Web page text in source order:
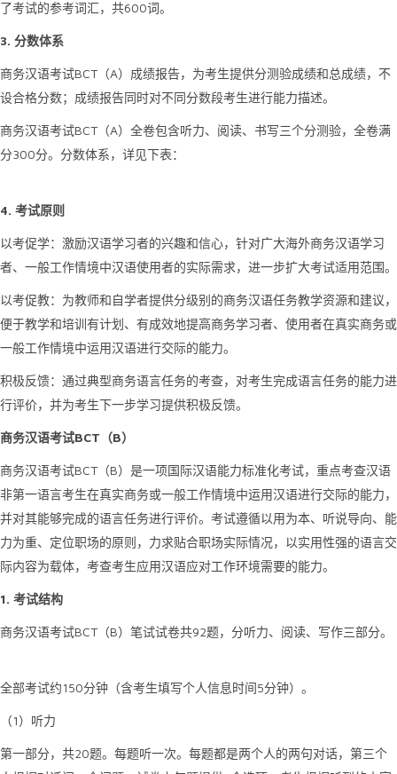
了考试的参考词汇，共600词。
3. 分数体系
商务汉语考试BCT（A）成绩报告，为考生提供分测验成绩和总成绩，不
设合格分数；成绩报告同时对不同分数段考生进行能力描述。
商务汉语考试BCT（A）全卷包含听力、阅读、书写三个分测验，全卷满
分300分。分数体系，详见下表：
4. 考试原则
以考促学：激励汉语学习者的兴趣和信心，针对广大海外商务汉语学习
者、一般工作情境中汉语使用者的实际需求，进一步扩大考试适用范围。
以考促教：为教师和自学者提供分级别的商务汉语任务教学资源和建议，
便于教学和培训有计划、有成效地提高商务学习者、使用者在真实商务或
一般工作情境中运用汉语进行交际的能力。
积极反馈：通过典型商务语言任务的考查，对考生完成语言任务的能力进
行评价，并为考生下一步学习提供积极反馈。
商务汉语考试BCT （B）
商务汉语考试BCT（B）是一项国际汉语能力标准化考试，重点考查汉语
非第一语言考生在真实商务或一般工作情境中运用汉语进行交际的能力，
并对其能够完成的语言任务进行评价。考试遵循以用为本、听说导向、能
力为重、定位职场的原则，力求贴合职场实际情况，以实用性强的语言交
际内容为载体，考查考生应用汉语应对工作环境需要的能力。
1. 考试结构
商务汉语考试BCT（B）笔试试卷共92题，分听力、阅读、写作三部分。
全部考试约 150分钟（含考生填写个人信息时间 5分钟）。
（ 1 ）听力
第一部分，共20题。每题听一次。每题都是两个人的两句对话，第三个